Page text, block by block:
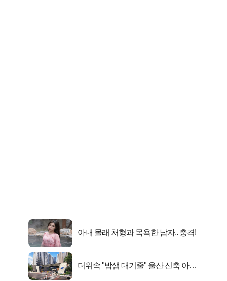
아내 몰래 처형과 목욕한 남자.. 충격!
더위속 "밤샘 대기줄" 울산 신축 아파